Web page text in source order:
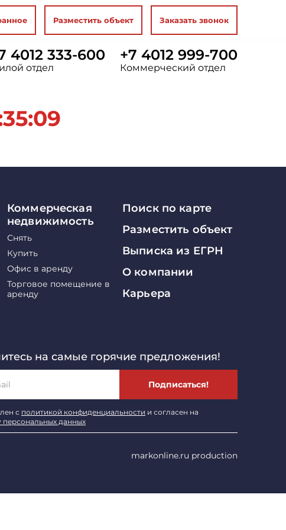
Разместить объект Заказать звонок
4012 333-600
отдел
+7 4012 999-700
Коммерческий отдел
Коммерческая
недвижимость
Снять
Купить
Офис в аренду
Торговое помещение в
аренду
Поиск по карте
Разместить объект
Выписка из ЕГРН
О компании
Карьера
markonline.ru production
на самые горячие предложения!
Подписаться!
с политикой конфиденциальности и согласен на
персональных данных